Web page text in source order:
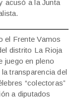
acusó a la Junta
el Frente Vamos
distrito La Rioja
juego en pleno
transparencia del
“colectoras”
a diputados